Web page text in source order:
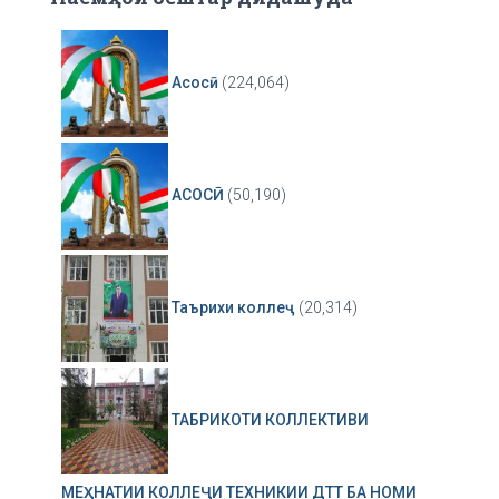
Асосӣ (224,064)
АСОСӢ (50,190)
Таърихи коллеҷ (20,314)
ТАБРИКОТИ КОЛЛЕКТИВИ
МЕҲНАТИИ КОЛЛЕҶИ ТЕХНИКИИ ДТТ БА НОМИ